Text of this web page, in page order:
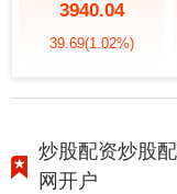
3940.04
39.69(1.02%)
炒股配资炒股
网开户